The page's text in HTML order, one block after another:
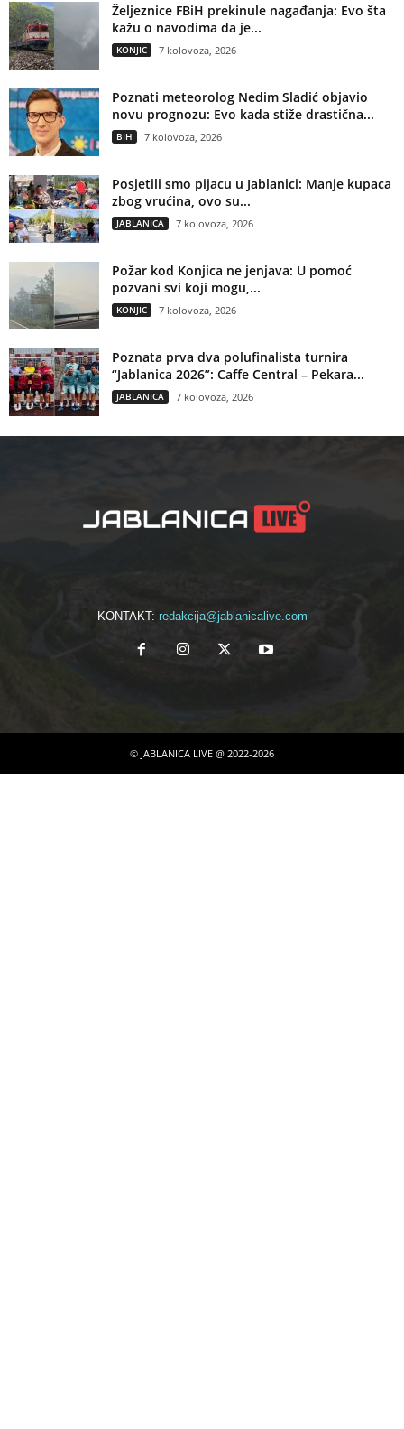
Željeznice FBiH prekinule nagađanja: Evo šta
kažu o navodima da je...
KONJIC 7 kolovoza, 2026
Poznati meteorolog Nedim Sladić objavio
novu prognozu: Evo kada stiže drastična...
BIH 7 kolovoza, 2026
Posjetili smo pijacu u Jablanici: Manje kupaca
zbog vrućina, ovo su...
JABLANICA 7 kolovoza, 2026
Požar kod Konjica ne jenjava: U pomoć
pozvani svi koji mogu,...
KONJIC 7 kolovoza, 2026
Poznata prva dva polufinalista turnira
“Jablanica 2026”: Caffe Central – Pekara...
JABLANICA 7 kolovoza, 2026
KONTAKT: redakcija@jablanicalive.com
© JABLANICA LIVE @ 2022-2026